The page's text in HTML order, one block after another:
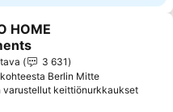
suosikkeihin
HOME
3 631
Berlin Mitte
varustellut keittiönurkkaukset